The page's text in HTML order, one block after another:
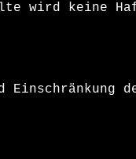
wird keine
Einschränkung